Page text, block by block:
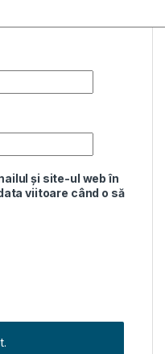
și site-ul web în
viitoare când o să